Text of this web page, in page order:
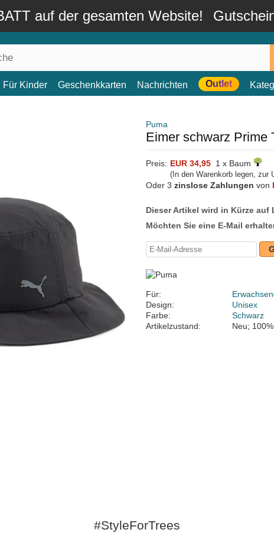
auf der gesamten Website!
Für Kinder Geschenkkarten Nachrichten Outlet
Puma
Eimer schwarz Prime
Preis: EUR 34,95 1 x Baum
(In den Warenkorb legen, zur
Oder 3 zinslose Zahlungen von
Dieser Artikel wird in Kürze auf
Möchten Sie eine E-Mail
Für:
Design:
Unisex
Farbe:
Schwarz
Artikelzustand:
Neu;
#StyleForTrees